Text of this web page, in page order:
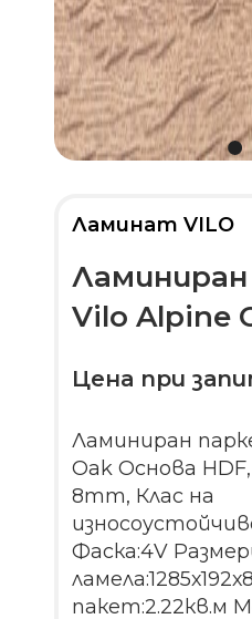
Ламинат VILO
Vilo Alpine
Цена при
Ламиниран
Oak Основа
8mm, Клас на
Фаска:4V
пакет:2.22кв.м